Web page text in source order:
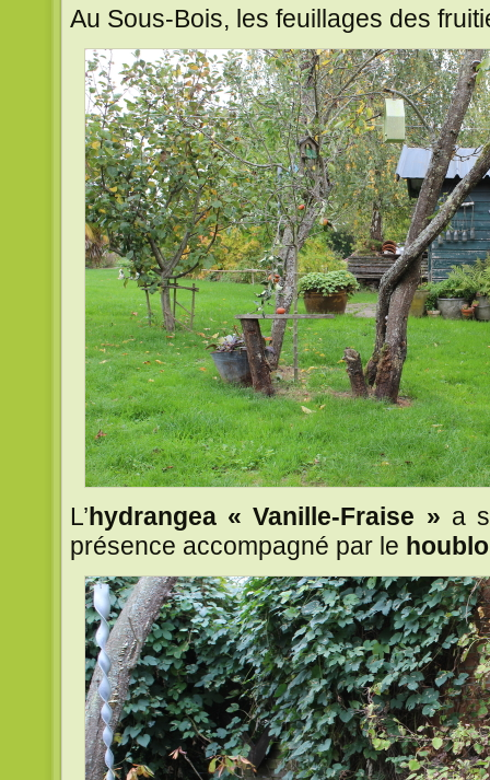
Au Sous-Bois, les feuillages des
L’hydrangea « Vanille-Fraise » a
présence accompagné par le